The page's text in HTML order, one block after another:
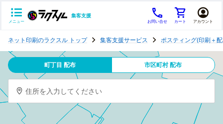
メニュー
集客支援
お問い合せ カート アカウント
テ
ン
グ
ネット印刷のラクスル トップ 集客支援サービス ポスティング(印刷＋
町丁目 配布 市区町村 配布
住所を入力してください